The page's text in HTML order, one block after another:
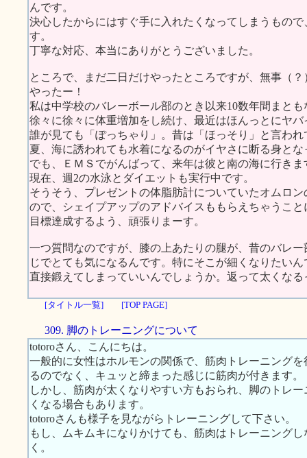
んです。
決心したからにはすぐ手に入れたくなってしまうもの
す。
丁寧な対応、本当にありがとうございました。
ところで、まだ二日だけやったところですが、無事（
やったー！
私は中学校のバレーボール部のとき以来10数年間まと
徐々に徐々に体重増加をし続け、最近はほんっとにヤ
誰が見ても「ぽっちゃり」。昔は「ほっそり」と言わ
夏、海に誘われても水着になるのがイヤさに断る身と
でも、ＥＭＳでがんばって、来年は彼と南の海に行きま
現在、週2の水泳とダイエットも実行中です。
そうそう、プレゼントの体脂肪計についていたオムロ
ので、シェイプアップのアドバイスももらえちゃうこ
目標達成するよう、頑張りまーす。
一つ質問なのですが、膝の上あたりの腿が、昔のバレ
じでとても気になるんです。特にそこが細くなりたい
直接鍛えてしまっていいんでしょうか。返って太くな
[タイトル一覧] [TOP PAGE]
309. 脚のトレーニングについて
totoroさん、こんにちは。
一般的に女性はホルモンの関係で、筋肉トレーニング
るのでなく、キュッと締まった感じに筋肉が付きます。
しかし、筋肉が太くなりやすい方もおられ、脚のトレ
くなる場合もあります。
totoroさんも様子を見ながらトレーニングして下さい。
もし、ムキムキになりかけても、筋肉はトレーニング
く。